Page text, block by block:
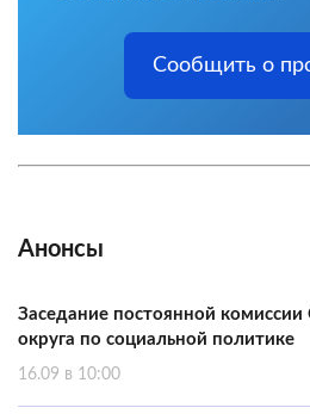
Сообщить о
Анонсы
Заседание постоянной
округа по социальной политике
16.09 в 10:00